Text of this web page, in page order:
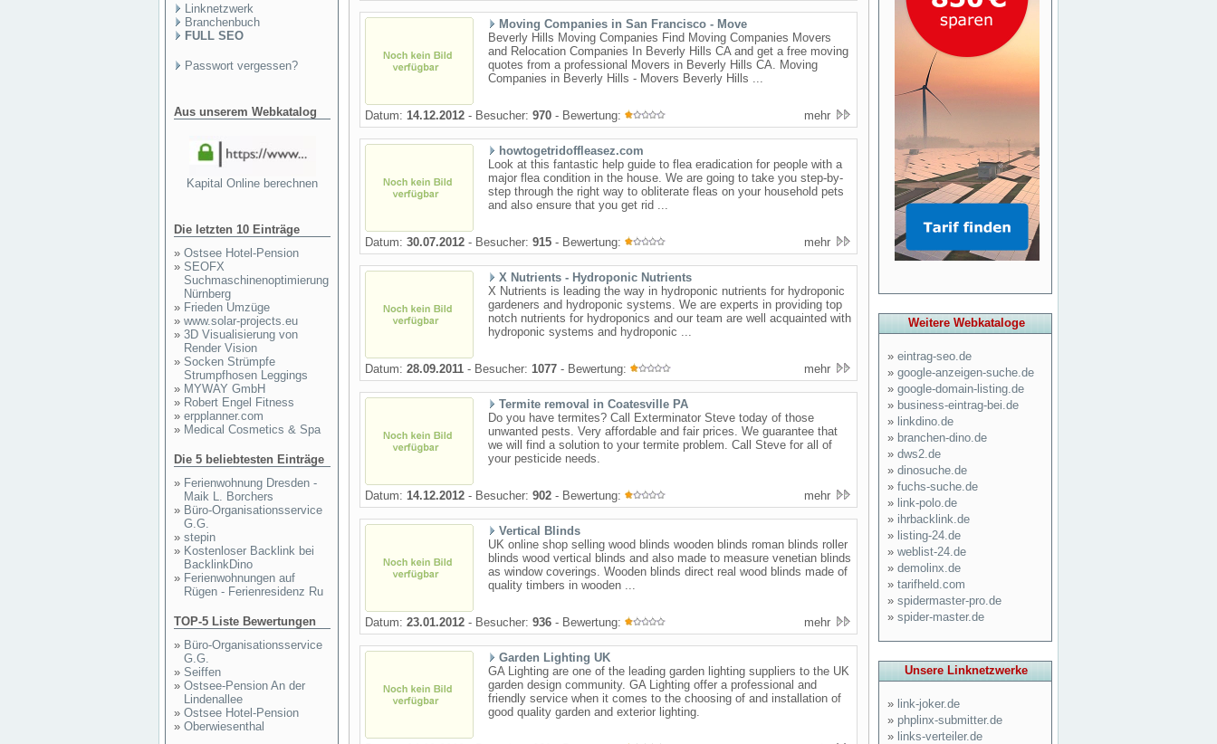
Linknetzwerk
Branchenbuch
FULL SEO
Passwort vergessen?
Aus unserem Webkatalog
Kapital Online berechnen
Die letzten 10 Einträge
» Ostsee Hotel-Pension
» SEOFX
Suchmaschinenoptimierung
Nürnberg
» Frieden Umzüge
» www.solar-projects.eu
» 3D Visualisierung von
Render Vision
» Socken Strümpfe
Strumpfhosen Leggings
» MYWAY GmbH
» Robert Engel Fitness
» erpplanner.com
» Medical Cosmetics & Spa
Die 5 beliebtesten Einträge
» Ferienwohnung Dresden -
Maik L. Borchers
» Büro-Organisationsservice
G.G.
» stepin
» Kostenloser Backlink bei
BacklinkDino
» Ferienwohnungen auf
Rügen - Ferienresidenz Ru
TOP-5 Liste Bewertungen
» Büro-Organisationsservice
G.G.
» Seiffen
» Ostsee-Pension An der
Lindenallee
» Ostsee Hotel-Pension
» Oberwiesenthal
Moving Companies in San Francisco - Move
Beverly Hills Moving Companies Find Moving Companies Movers
and Relocation Companies In Beverly Hills CA and get a free moving
quotes from a professional Movers in Beverly Hills CA. Moving
Companies in Beverly Hills - Movers Beverly Hills ...
Datum: 14.12.2012 - Besucher: 970 - Bewertung: mehr
howtogetridoffleasez.com
Look at this fantastic help guide to flea eradication for people with a
major flea condition in the house. We are going to take you step-by-
step through the right way to obliterate fleas on your household pets
and also ensure that you get rid ...
Datum: 30.07.2012 - Besucher: 915 - Bewertung: mehr
X Nutrients - Hydroponic Nutrients
X Nutrients is leading the way in hydroponic nutrients for hydroponic
gardeners and hydroponic systems. We are experts in providing top
notch nutrients for hydroponics and our team are well acquainted with
hydroponic systems and hydroponic ...
Datum: 28.09.2011 - Besucher: 1077 - Bewertung: mehr
Termite removal in Coatesville PA
Do you have termites? Call Exterminator Steve today of those
unwanted pests. Very affordable and fair prices. We guarantee that
we will find a solution to your termite problem. Call Steve for all of
your pesticide needs.
Datum: 14.12.2012 - Besucher: 902 - Bewertung: mehr
Vertical Blinds
UK online shop selling wood blinds wooden blinds roman blinds roller
blinds wood vertical blinds and also made to measure venetian blinds
as window coverings. Wooden blinds direct real wood blinds made of
quality timbers in wooden ...
Datum: 23.01.2012 - Besucher: 936 - Bewertung: mehr
Garden Lighting UK
GA Lighting are one of the leading garden lighting suppliers to the UK
garden design community. GA Lighting offer a professional and
friendly service when it comes to the choosing of and installation of
good quality garden and exterior lighting.
Weitere Webkataloge
» eintrag-seo.de
» google-anzeigen-suche.de
» google-domain-listing.de
» business-eintrag-bei.de
» linkdino.de
» branchen-dino.de
» dws2.de
» dinosuche.de
» fuchs-suche.de
» link-polo.de
» ihrbacklink.de
» listing-24.de
» weblist-24.de
» demolinx.de
» tarifheld.com
» spidermaster-pro.de
» spider-master.de
Unsere Linknetzwerke
» link-joker.de
» phplinx-submitter.de
» links-verteiler.de